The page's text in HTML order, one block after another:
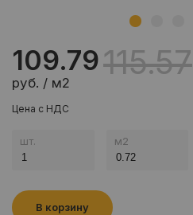
109.79
руб. / м2
115.57
Цена с НДС
шт. м2
В корзину